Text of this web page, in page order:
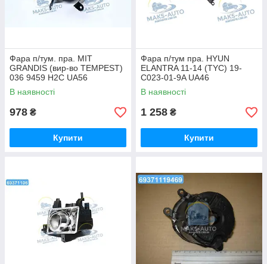
Фара п/тум. пра. MIT
GRANDIS (вир-во TEMPEST)
036 9459 H2C UA56
В наявності
978 ₴
Купити
Фара п/тум пра. HYUN
ELANTRA 11-14 (TYC) 19-
C023-01-9A UA46
В наявності
1 258 ₴
Купити